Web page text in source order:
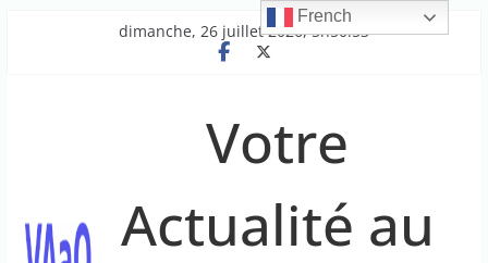
dimanche, 26 juillet 2026, 5h50:53
Votre
Actualité au
French